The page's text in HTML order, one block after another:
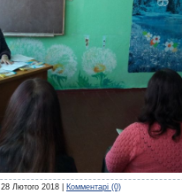
28 Лютого 2018 Комментарі (0)